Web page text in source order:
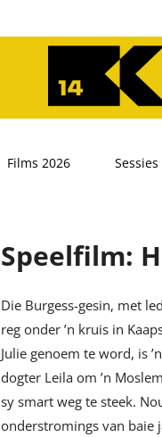
Films 2026 Sessies
Speelfilm:
Die Burgess-gesin, met
reg onder ’n kruis in
Julie genoem te word, is
dogter Leila om ’n
sy smart weg te steek.
onderstromings van baie